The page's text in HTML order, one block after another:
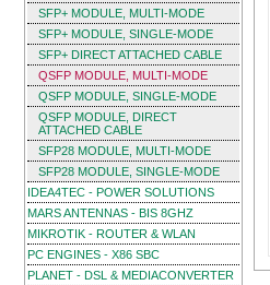
SFP+ MODULE, MULTI-MODE
SFP+ MODULE, SINGLE-MODE
SFP+ DIRECT ATTACHED CABLE
QSFP MODULE, MULTI-MODE
QSFP MODULE, SINGLE-MODE
QSFP MODULE, DIRECT
ATTACHED CABLE
SFP28 MODULE, MULTI-MODE
SFP28 MODULE, SINGLE-MODE
IDEA4TEC - POWER SOLUTIONS
MARS ANTENNAS - BIS 8GHZ
MIKROTIK - ROUTER & WLAN
PC ENGINES - X86 SBC
PLANET - DSL & MEDIACONVERTER